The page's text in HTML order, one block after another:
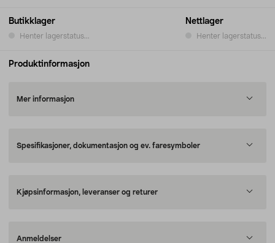
Butikklager
Henter lagerstatus...
Nettlager
Henter lagerstatus...
Produktinformasjon
Mer informasjon
Spesifikasjoner, dokumentasjon og ev. faresymboler
Kjøpsinformasjon, leveranser og returer
Anmeldelser